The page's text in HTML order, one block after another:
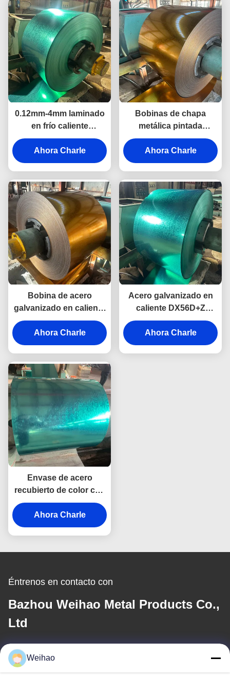
0.12mm-4mm laminado
en frío caliente
prepintado Galvalume
bobina de acero para la
construcción
Ahora Charle
Bobinas de chapa
metálica pintada
laminada en frío con
recubrimiento de zinc
para uso industrial en la
Ahora Charle
Bobina de acero
galvanizado en caliente
con recubrimiento de
zinc, bobina de acero
ppgi laminada en frío
Ahora Charle
Acero galvanizado en
caliente DX56D+Z
laminado en frío para
techos, automoción e
industria
Ahora Charle
Envase de acero
recubierto de color con
zinc en caliente Z20-
275g ASTM A653
Ahora Charle
Éntrenos en contacto con
Bazhou Weihao Metal Products Co.,
Ltd
Correo electrónico
408690175@qq.com
Weihao